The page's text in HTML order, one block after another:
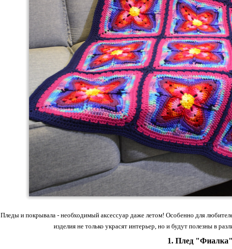
Пледы и покрывала - необходимый аксессуар даже летом! Особенно для
изделия не только украсят интерьер, но и будут полезны в
1. Плед "Фиалка"